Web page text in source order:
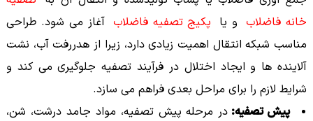
خانه فاضلاب و یا پکیج تصفیه فاضلاب آغاز می شود. طراحی
مناسب شبکه انتقال اهمیت زیادی دارد، زیرا از هدررفت آب، نشت
آلاینده ها و ایجاد اختلال در فرآیند تصفیه جلوگیری می کند و
شرایط لازم را برای مراحل بعدی فراهم می سازد.
پیش تصفیه: در مرحله پیش تصفیه، مواد جامد درشت، شن،